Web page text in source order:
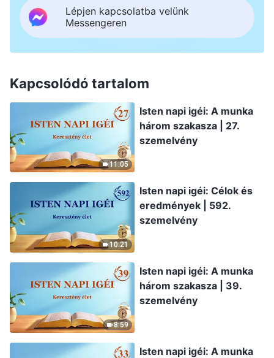
Lépjen kapcsolatba velünk
Messengeren
Kapcsolódó tartalom
11:05
Isten napi igéi: A munka
három szakasza | 27.
szemelvény
10:21
Isten napi igéi: Célok és
eredmények | 592.
szemelvény
8:59
Isten napi igéi: A munka
három szakasza | 39.
szemelvény
Isten napi igéi: A munka